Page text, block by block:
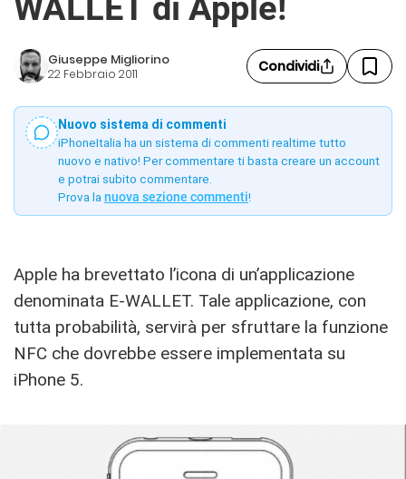
WALLET di Apple!
Giuseppe Migliorino
22 Febbraio 2011 Condividi
Nuovo sistema di commenti
iPhoneItalia ha un sistema di commenti realtime tutto
nuovo e nativo! Per commentare ti basta creare un account
e potrai subito commentare.
Prova la nuova sezione commenti!
Apple ha brevettato l’icona di un’applicazione
denominata E-WALLET. Tale applicazione, con
tutta probabilità, servirà per sfruttare la funzione
NFC che dovrebbe essere implementata su
iPhone 5.